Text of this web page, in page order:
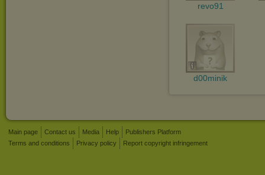
revo91
d00minik
Main page Contact us Media Help
Publishers Platform
Terms and conditions
Privacy policy Report copyright infringement